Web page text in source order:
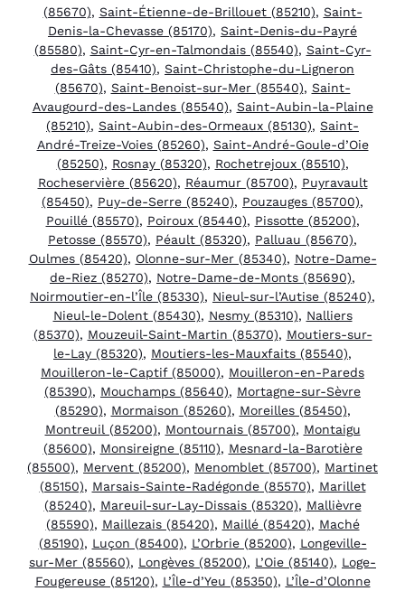
(85670), Saint-Étienne-de-Brillouet (85210), Saint-
Denis-la-Chevasse (85170), Saint-Denis-du-Payré
(85580), Saint-Cyr-en-Talmondais (85540), Saint-Cyr-
des-Gâts (85410), Saint-Christophe-du-Ligneron
(85670), Saint-Benoist-sur-Mer (85540), Saint-
Avaugourd-des-Landes (85540), Saint-Aubin-la-Plaine
(85210), Saint-Aubin-des-Ormeaux (85130), Saint-
André-Treize-Voies (85260), Saint-André-Goule-d’Oie
(85250), Rosnay (85320), Rochetrejoux (85510),
Rocheservière (85620), Réaumur (85700), Puyravault
(85450), Puy-de-Serre (85240), Pouzauges (85700),
Pouillé (85570), Poiroux (85440), Pissotte (85200),
Petosse (85570), Péault (85320), Palluau (85670),
Oulmes (85420), Olonne-sur-Mer (85340), Notre-Dame-
de-Riez (85270), Notre-Dame-de-Monts (85690),
Noirmoutier-en-l’Île (85330), Nieul-sur-l’Autise (85240),
Nieul-le-Dolent (85430), Nesmy (85310), Nalliers
(85370), Mouzeuil-Saint-Martin (85370), Moutiers-sur-
le-Lay (85320), Moutiers-les-Mauxfaits (85540),
Mouilleron-le-Captif (85000), Mouilleron-en-Pareds
(85390), Mouchamps (85640), Mortagne-sur-Sèvre
(85290), Mormaison (85260), Moreilles (85450),
Montreuil (85200), Montournais (85700), Montaigu
(85600), Monsireigne (85110), Mesnard-la-Barotière
(85500), Mervent (85200), Menomblet (85700), Martinet
(85150), Marsais-Sainte-Radégonde (85570), Marillet
(85240), Mareuil-sur-Lay-Dissais (85320), Mallièvre
(85590), Maillezais (85420), Maillé (85420), Maché
(85190), Luçon (85400), L’Orbrie (85200), Longeville-
sur-Mer (85560), Longèves (85200), L’Oie (85140), Loge-
Fougereuse (85120), L’Île-d’Yeu (85350), L’Île-d’Olonne